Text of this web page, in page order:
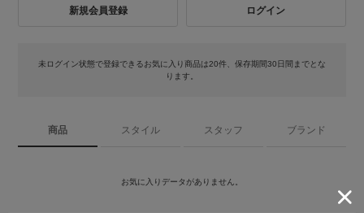
新規会員登録 ログイン
未ログイン状態で登録できるお気に入り商品は20件、保存期間30日間までとな
ります。
商品 スタイル スタッフ ブランド
お気に入りデータがありません。